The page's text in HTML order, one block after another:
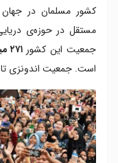
کشور مسلمان در جهان
مستقل در حوزه‌ی
جمعیت این کشور۲۷۱ میلیون نفری
است. جمعیت اندونزی تا سال